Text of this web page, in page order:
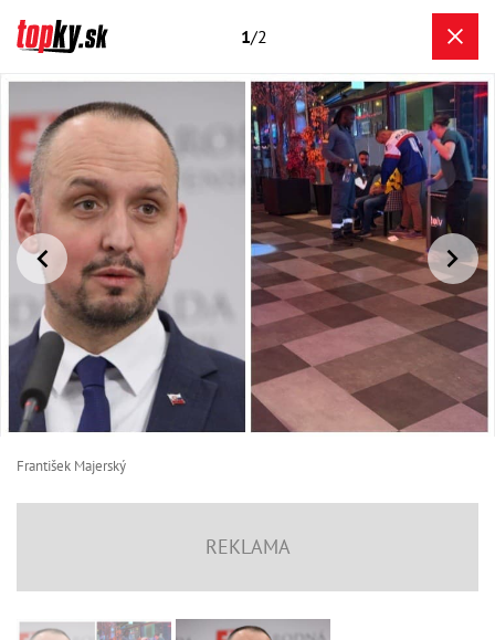
1/2
František Majerský